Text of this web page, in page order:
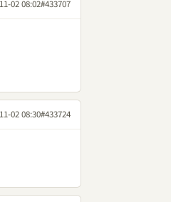
02 08:02#433707
02 08:30#433724